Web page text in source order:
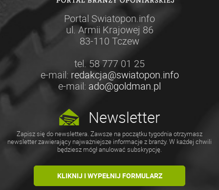
Portal Swiatopon.info
ul. Armii Krajowej 86
83-110 Tczew
tel. 58 777 01 25
e-mail: redakcja@swiatopon.info
e-mail: ado@goldman.pl
Newsletter
Zapisz się do newslettera. Zawsze na początku tygodnia otrzymasz
newsletter zawierający najważniejsze informacje z branży. W każdej chwili
będziesz mógł anulować subskrypcję.
KLIKNIJ I WYPEŁNIJ FORMULARZ